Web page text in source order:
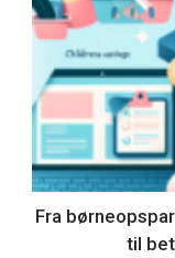
Fra
til